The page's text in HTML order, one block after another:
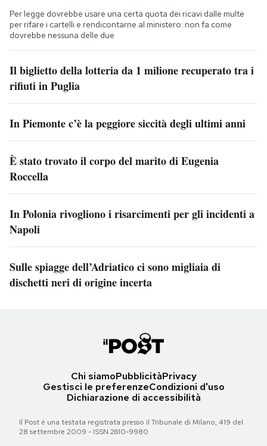
Per legge dovrebbe usare una certa quota dei ricavi dalle multe
per rifare i cartelli e rendicontarne al ministero: non fa come
dovrebbe nessuna delle due
Il biglietto della lotteria da 1 milione recuperato tra i
rifiuti in Puglia
In Piemonte c’è la peggiore siccità degli ultimi anni
È stato trovato il corpo del marito di Eugenia
Roccella
In Polonia rivogliono i risarcimenti per gli incidenti a
Napoli
Sulle spiagge dell’Adriatico ci sono migliaia di
dischetti neri di origine incerta
Chi siamoPubblicitàPrivacy
Gestisci le preferenzeCondizioni d'uso
Dichiarazione di accessibilità
Il Post è una testata registrata presso il Tribunale di Milano, 419 del
28 settembre 2009 - ISSN 2610-9980